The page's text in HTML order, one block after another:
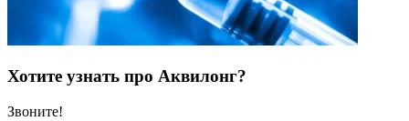
Хотите узнать про Аквилонг?
Звоните!